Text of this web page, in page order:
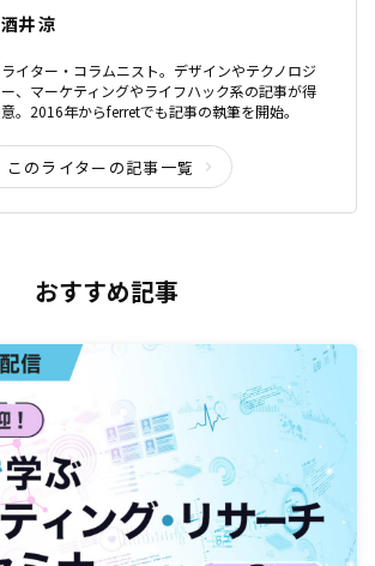
酒井 涼
ライター・コラムニスト。デザインやテクノロジ
ー、マーケティングやライフハック系の記事が得
意。2016年からferretでも記事の執筆を開始。
このライターの記事一覧
おすすめ記事